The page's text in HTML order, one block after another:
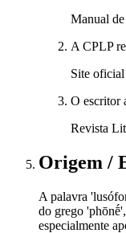
Manual
A CPLP
Site oficial
O escritor
Revista
Origem /
A palavra
do grego
especialmente